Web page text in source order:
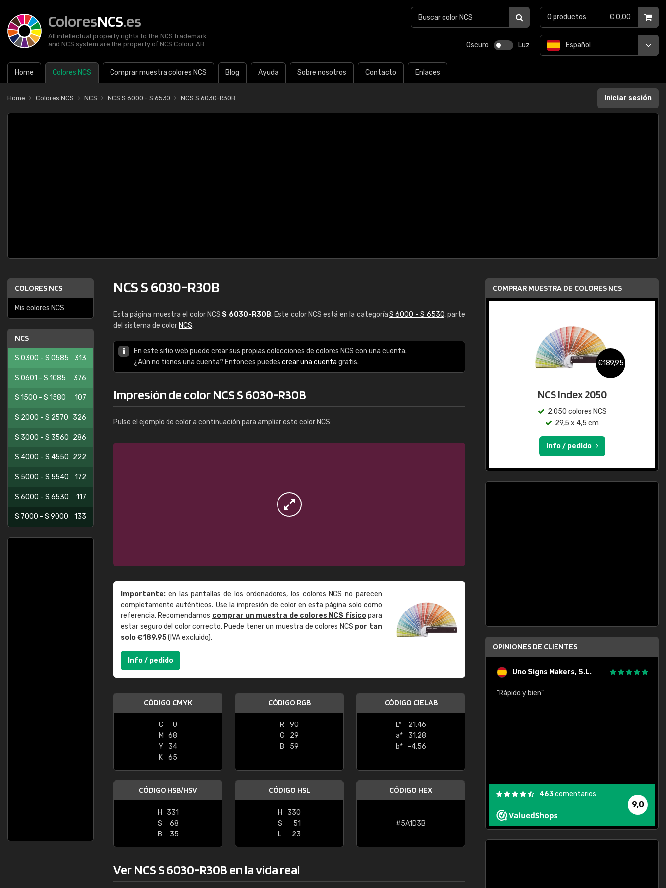
ColoresNCS.es
All intellectual property rights to the NCS trademark
and NCS system are the property of NCS Colour AB
Oscuro Luz
Home Colores NCS Comprar muestra colores NCS Blog Ayuda Sobre nosotros Contacto Enlaces
Español
0 productos € 0,00
Home Colores NCS NCS NCS S 6000 - S 6530 NCS S 6030-R30B Iniciar sesión
COLORES NCS
Mis colores NCS
NCS
S 0300 - S 0585 313
S 0601 - S 1085 376
S 1500 - S 1580 107
S 2000 - S 2570 326
S 3000 - S 3560 286
S 4000 - S 4550 222
S 5000 - S 5540 172
S 6000 - S 6530 117
S 7000 - S 9000 133
NCS S 6030-R30B
Esta página muestra el color NCS S 6030-R30B. Este color NCS está en la categoríaS 6000 - S 6530, parte
del sistema de color NCS.
En este sitio web puede crear sus propias colecciones de colores NCS con una cuenta.
¿Aún no tienes una cuenta? Entonces puedes crear una cuenta gratis.
Impresión de color NCS S 6030-R30B
Pulse el ejemplo de color a continuación para ampliar este color NCS:
Importante: en las pantallas de los ordenadores, los colores NCS no parecen
completamente auténticos. Use la impresión de color en esta página solo como
referencia. Recomendamos comprar un muestra de colores NCS físicopara
estar seguro del color correcto. Puede tener un muestra de colores NCS por tan
solo €189,95(IVA excluido).
Info / pedido
CÓDIGO CMYK
C
0
M
68
Y
34
K
65
CÓDIGO RGB
R
90
G
29
B
59
CÓDIGO CIELAB
L*
21.46
a*
31.28
b*
-4.56
CÓDIGO HSB/HSV
H
331
S
68
B
35
CÓDIGO HSL
H
330
S
51
L
23
CÓDIGO HEX
#5A1D3B
Ver NCS S 6030-R30B en la vida real
COMPRAR MUESTRA DE COLORES NCS
€189,95
NCS Index 2050
2.050 colores NCS
29,5 x 4,5 cm
Info / pedido
OPINIONES DE CLIENTES
"Buen servicio. No obstante No es fácil
encontrar/comprar lo que se busca"
Uno Signs Makers, S.L.
"Rápido y bien"
9,0
463comentarios